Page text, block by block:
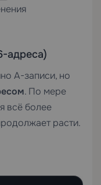
адреса)
A-записи, но
. По мере
всё более
расти.